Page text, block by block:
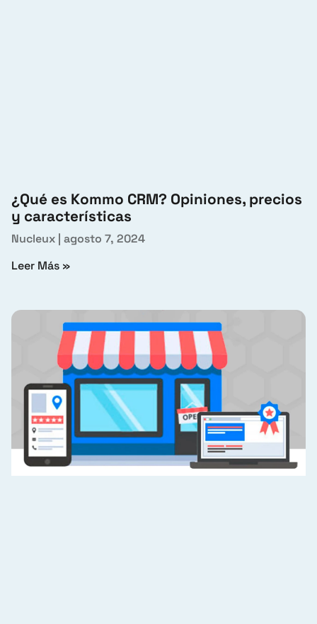
¿Qué es Kommo CRM? Opiniones, precios
y características
Nucleux agosto 7, 2024
Leer Más »